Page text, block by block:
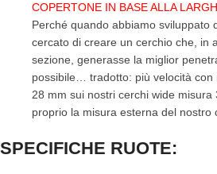
COPERTONE IN BASE ALLA
Perché quando abbiamo sviluppato
cercato di creare un cerchio che, in
sezione, generasse la miglior
possibile… tradotto: più velocità con
28 mm sui nostri cerchi wide
proprio la misura esterna del nostro
SPECIFICHE RUOTE: